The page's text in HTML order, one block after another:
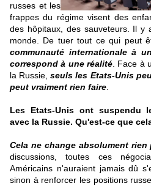
russes et les
frappes du régime visent des
des hôpitaux, des sauveteurs. Il
monde. De tuer tout ce qui
communauté internationale à
correspond à une réalité. Face à
la Russie,seuls les Etats-Unis
peut vraiment rien faire
Les Etats-Unis ont suspendu
avec la Russie. Qu'est-ce que
Cela ne change absolument rien
discussions, toutes ces
Américains n'auraient jamais dû
sinon à renforcer les positions